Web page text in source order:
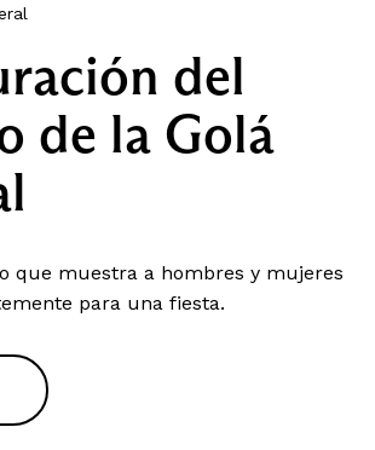
del
de la Golá
que muestra a hombres y mujeres
para una fiesta.